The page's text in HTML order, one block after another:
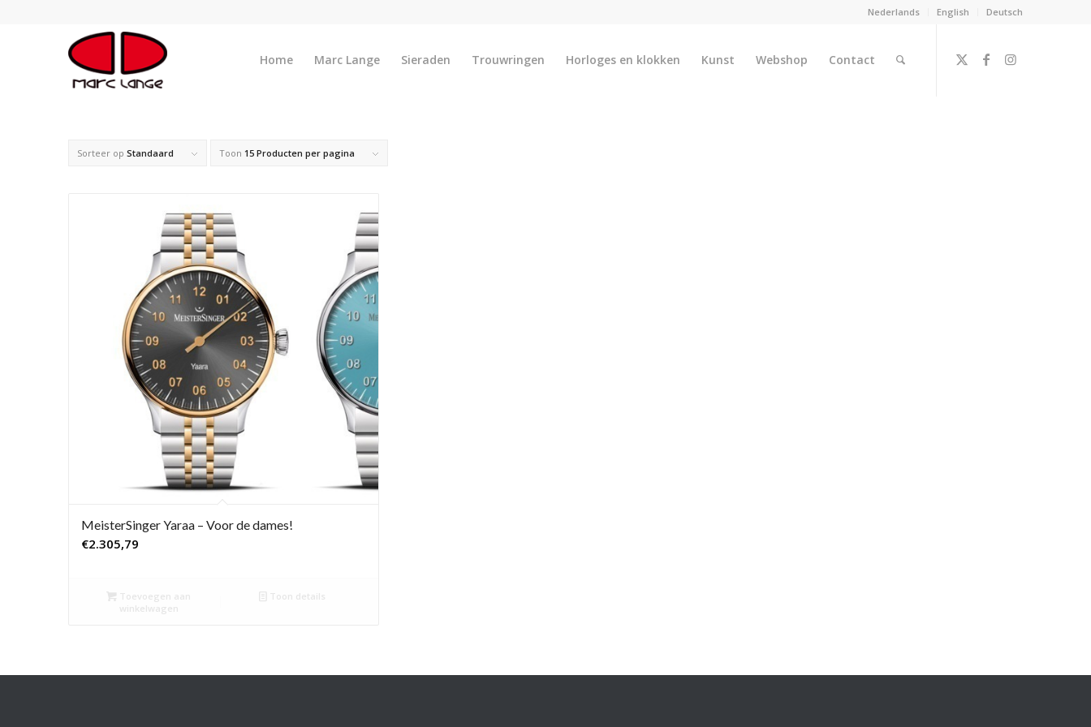
Nederlands English Deutsch
Home Marc Lange Sieraden Trouwringen Horloges en klokken Kunst Webshop Contact
Sorteer op Standaard Toon 15 Producten per pagina
MeisterSinger Yaraa – Voor de dames!
€2.305,79
Toevoegen aan
winkelwagen
Toon details